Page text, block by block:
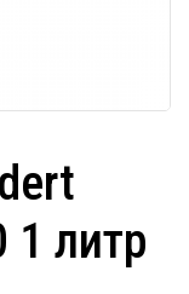
1 литр